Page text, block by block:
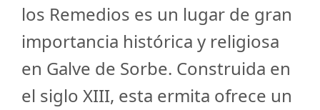
los Remedios es un lugar de gran
importancia histórica y religiosa
en Galve de Sorbe. Construida en
el siglo XIII, esta ermita ofrece un